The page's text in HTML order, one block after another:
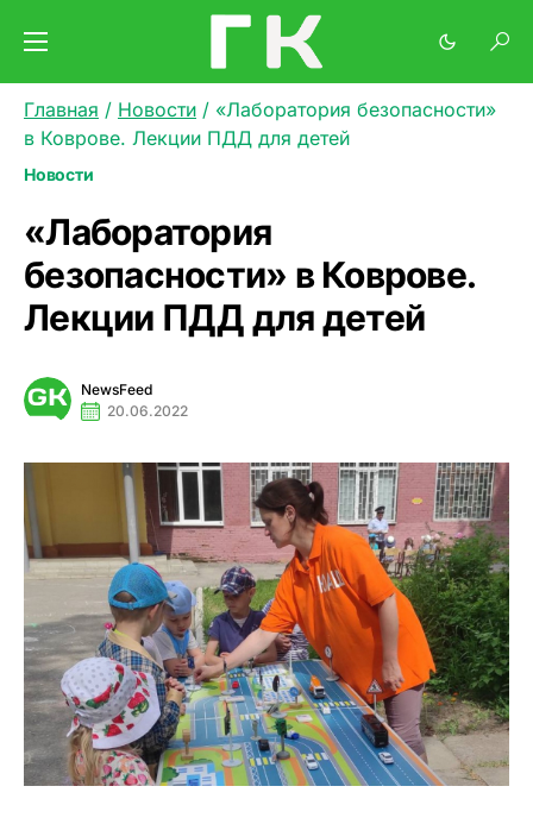
Главная / Новости / «Лаборатория безопасности»
в Коврове. Лекции ПДД для детей
Новости
«Лаборатория
безопасности» в Коврове.
Лекции ПДД для детей
NewsFeed
20.06.2022